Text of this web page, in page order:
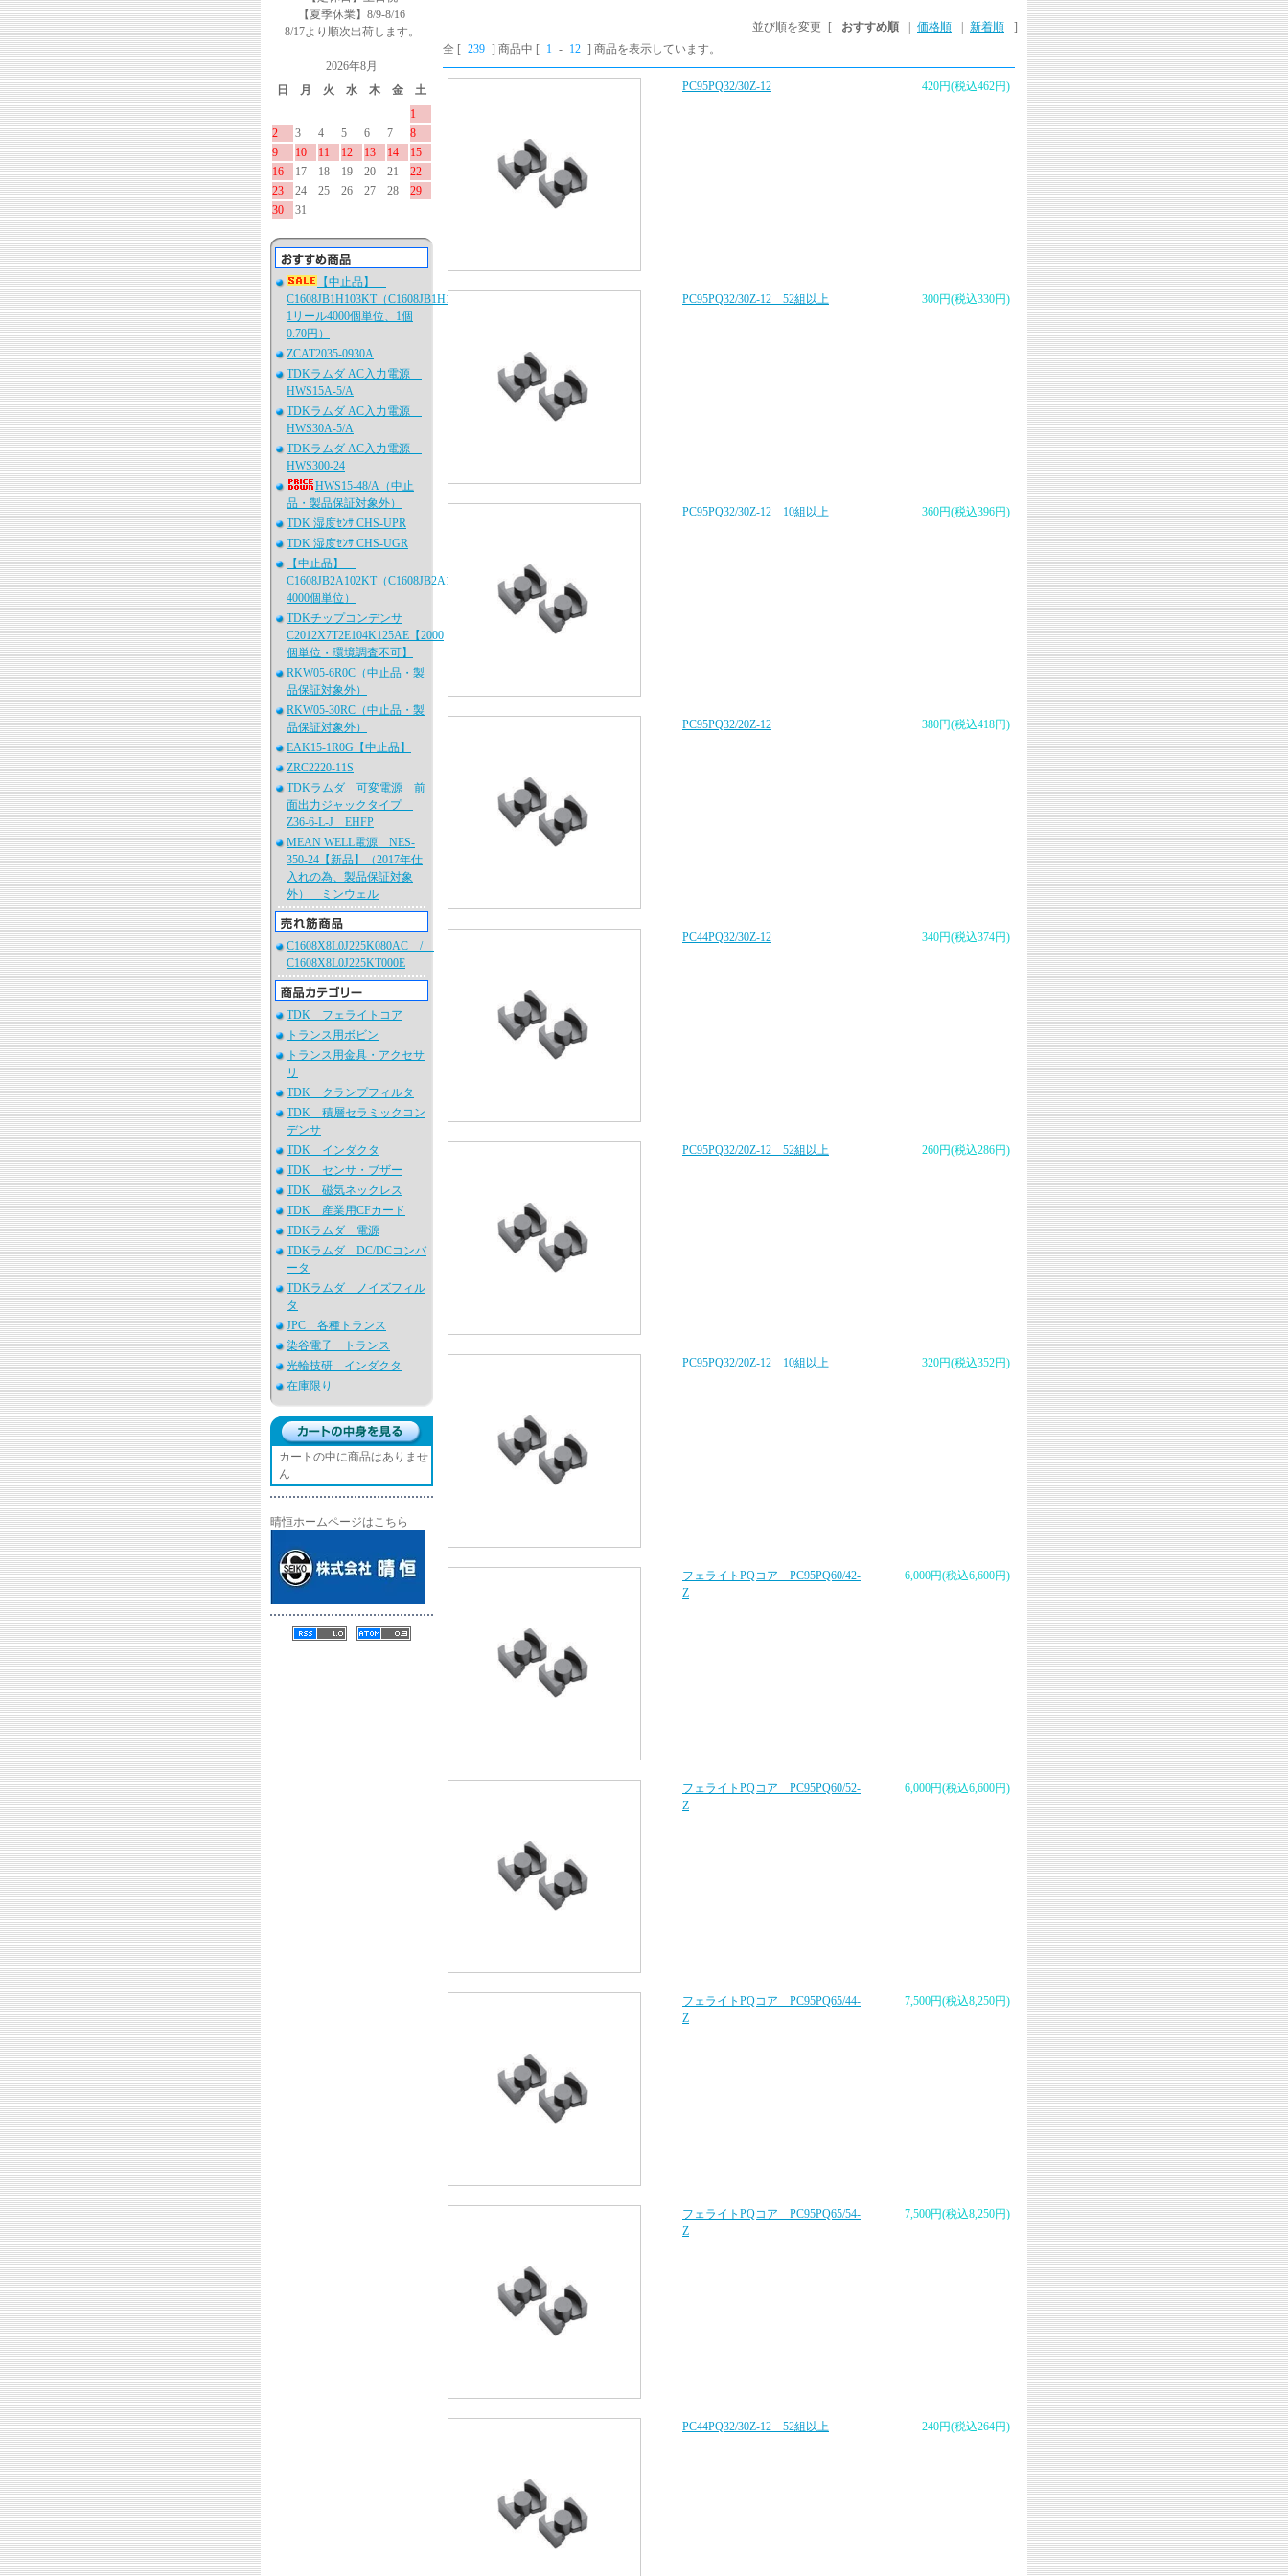
【夏季休業】8/9-8/16
8/17より順次出荷します。
2026年8月
日
月 火 水 木 金
土
1
2
3 4 5 6 7
8
9
10 11 12 13 14
15
16
17 18 19 20 21
22
23
24 25 26 27 28
29
30
31
【中止品】
C1608JB1H103KT（C1608JB1H103K080AA、
1リール4000個単位、1個
0.70円）
ZCAT2035-0930A
TDKラムダ AC入力電源
HWS15A-5/A
TDKラムダ AC入力電源
HWS30A-5/A
TDKラムダ AC入力電源
HWS300-24
HWS15-48/A（中止
品・製品保証対象外）
TDK 湿度ｾﾝｻ CHS-UPR
TDK 湿度ｾﾝｻ CHS-UGR
【中止品】
C1608JB2A102KT（C1608JB2A102K080AA、
4000個単位）
TDKチップコンデンサ
C2012X7T2E104K125AE【2000
個単位・環境調査不可】
RKW05-6R0C（中止品・製
品保証対象外）
RKW05-30RC（中止品・製
品保証対象外）
EAK15-1R0G【中止品】
ZRC2220-11S
TDKラムダ 可変電源 前
面出力ジャックタイプ
Z36-6-L-J EHFP
MEAN WELL電源 NES-
350-24【新品】（2017年仕
入れの為、製品保証対象
外） ミンウェル
C1608X8L0J225K080AC /
C1608X8L0J225KT000E
TDK フェライトコア
トランス用ボビン
トランス用金具・アクセサ
リ
TDK クランプフィルタ
TDK 積層セラミックコン
デンサ
TDK インダクタ
TDK センサ・ブザー
TDK 磁気ネックレス
TDK 産業用CFカード
TDKラムダ 電源
TDKラムダ DC/DCコンバ
ータ
TDKラムダ ノイズフィル
タ
JPC 各種トランス
染谷電子 トランス
光輪技研 インダクタ
在庫限り
カートの中に商品はありませ
ん
晴恒ホームページはこちら
並び順を変更 [ おすすめ順 価格順 新着順
]
全 [ 239 ] 商品中 [ 1 - 12 ] 商品を表示しています。
420円(税込462円)
PC95PQ32/30Z-12
300円(税込330円)
PC95PQ32/30Z-12 52組以上
360円(税込396円)
PC95PQ32/30Z-12 10組以上
380円(税込418円)
PC95PQ32/20Z-12
340円(税込374円)
PC44PQ32/30Z-12
260円(税込286円)
PC95PQ32/20Z-12 52組以上
320円(税込352円)
PC95PQ32/20Z-12 10組以上
6,000円(税込6,600円)
フェライトPQコア PC95PQ60/42-
Z
6,000円(税込6,600円)
フェライトPQコア PC95PQ60/52-
Z
7,500円(税込8,250円)
フェライトPQコア PC95PQ65/44-
Z
7,500円(税込8,250円)
フェライトPQコア PC95PQ65/54-
Z
240円(税込264円)
PC44PQ32/30Z-12 52組以上